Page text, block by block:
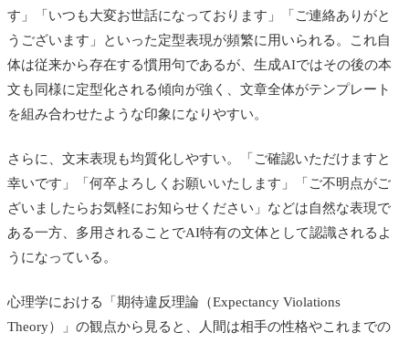
す」「いつも大変お世話になっております」「ご連絡ありがと
うございます」といった定型表現が頻繁に用いられる。これ自
体は従来から存在する慣用句であるが、生成AIではその後の本
文も同様に定型化される傾向が強く、文章全体がテンプレート
を組み合わせたような印象になりやすい。
さらに、文末表現も均質化しやすい。「ご確認いただけますと
幸いです」「何卒よろしくお願いいたします」「ご不明点がご
ざいましたらお気軽にお知らせください」などは自然な表現で
ある一方、多用されることでAI特有の文体として認識されるよ
うになっている。
心理学における「期待違反理論（Expectancy Violations
Theory）」の観点から見ると、人間は相手の性格やこれまでの